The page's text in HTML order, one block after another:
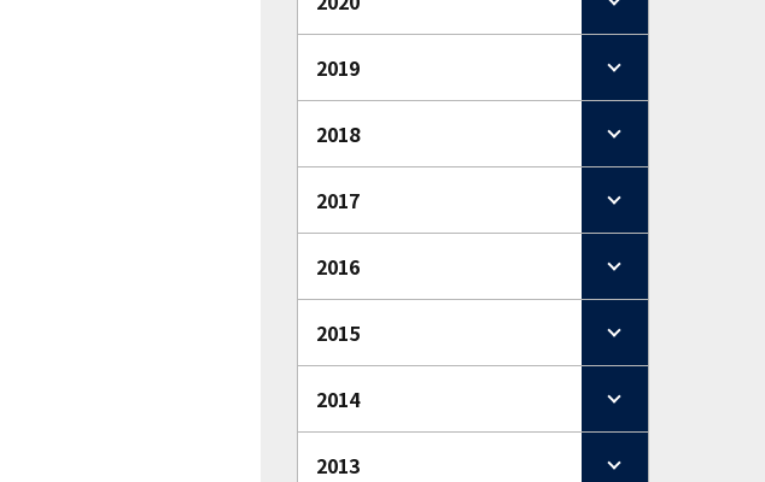
2019
2018
2017
2016
2015
2014
2013